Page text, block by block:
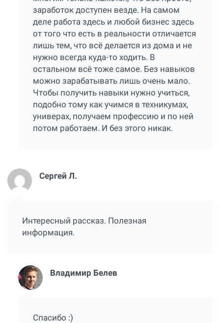
заработок доступен везде. На самом
деле работа здесь и любой бизнес здесь
от того что есть в реальности отличается
лишь тем, что всё делается из дома и не
нужно всегда куда-то ходить. В
остальном всё тоже самое. Без навыков
можно зарабатывать лишь очень мало.
Чтобы получить навыки нужно учиться,
подобно тому как учимся в техникумах,
универах, получаем профессию и по ней
потом работаем. И без этого никак.
Сергей Л.
Интересный рассказ. Полезная
информация.
Владимир Белев
Спасибо :)